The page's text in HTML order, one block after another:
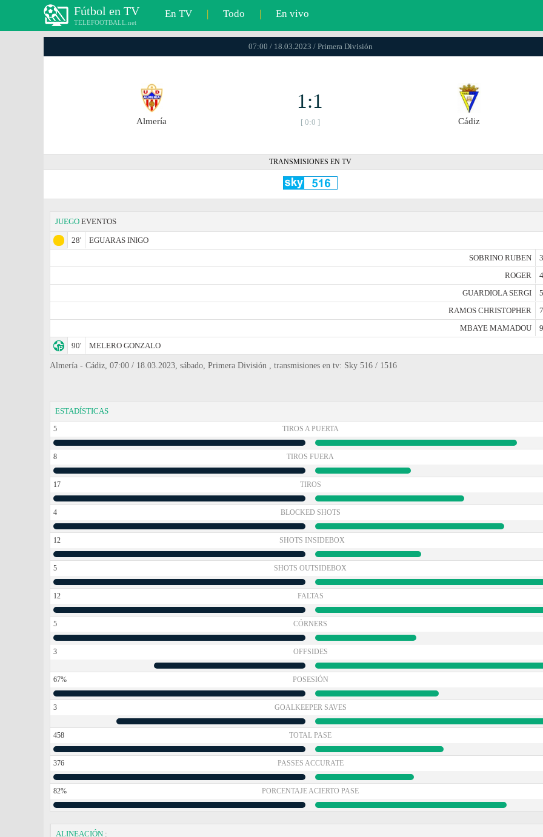
Fútbol en TV
TELEFOOTBALL.net
En TV | Todo | En vivo
07:00 / 18.03.2023 / Primera División
Almería
1:1
[ 0:0 ] Cádiz
TRANSMISIONES EN TV
JUEGO EVENTOS
28'
EGUARAS INIGO
SOBRINO RUBEN
ROGER
GUARDIOLA SERGI
RAMOS CHRISTOPHER
MBAYE MAMADOU
90'
MELERO GONZALO
Almería - Cádiz, 07:00 / 18.03.2023, sábado, Primera División , transmisiones en tv: Sky 516 / 1516
ESTADÍSTICAS
5 TIROS A PUERTA
8 TIROS FUERA
17 TIROS
4 BLOCKED SHOTS
12 SHOTS INSIDEBOX
5 SHOTS OUTSIDEBOX
12 FALTAS
5 CÓRNERS
3 OFFSIDES
67% POSESIÓN
3 GOALKEEPER SAVES
458 TOTAL PASE
376 PASSES ACCURATE
82% PORCENTAJE ACIERTO PASE
ALINEACIÓN :